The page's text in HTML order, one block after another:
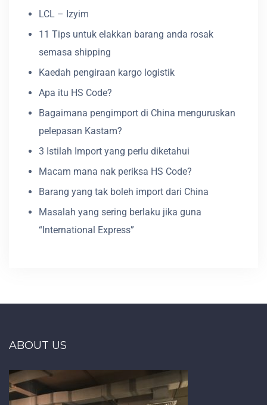
LCL – Izyim
11 Tips untuk elakkan barang anda rosak
semasa shipping
Kaedah pengiraan kargo logistik
Apa itu HS Code?
Bagaimana pengimport di China menguruskan
pelepasan Kastam?
3 Istilah Import yang perlu diketahui
Macam mana nak periksa HS Code?
Barang yang tak boleh import dari China
Masalah yang sering berlaku jika guna
“International Express”
ABOUT US